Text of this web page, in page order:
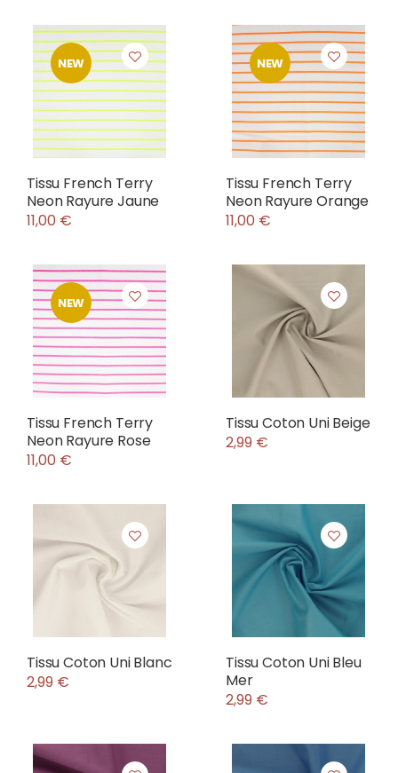
NEW
Tissu French Terry
Neon Rayure Jaune
11,00 €
NEW
Tissu French Terry
Neon Rayure Orange
11,00 €
NEW
Tissu French Terry
Neon Rayure Rose
11,00 €
Tissu Coton Uni Beige
2,99 €
Tissu Coton Uni Blanc
2,99 €
Tissu Coton Uni Bleu
Mer
2,99 €